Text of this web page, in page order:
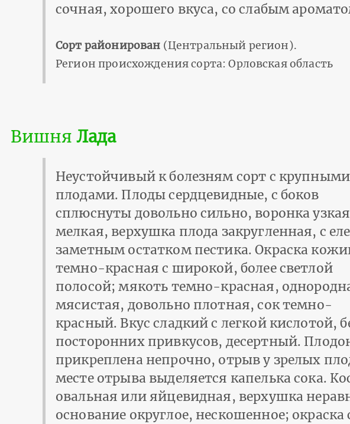
сочная, хорошего вкуса, со слабым
Сорт районирован (Центральный регион).
Регион происхождения сорта: Орловская область
Вишня Лада
Неустойчивый к болезням сорт с крупными
плодами. Плоды сердцевидные, с боков
сплюснуты довольно сильно, воронка
мелкая, верхушка плода закругленная, с еле
заметным остатком пестика. Окраска
темно-красная с широкой, более светлой
полосой; мякоть темно-красная,
мясистая, довольно плотная, сок темно-
красный. Вкус сладкий с легкой кислотой,
посторонних привкусов, десертный.
прикреплена непрочно, отрыв у зрелых
месте отрыва выделяется капелька сока.
овальная или яйцевидная, верхушка
основание округлое, нескошенное;